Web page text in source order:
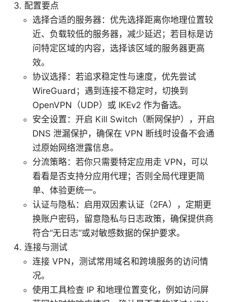
配置要点
选择合适的服务器：优先选择距离你地理位置较
近、负载较低的服务器，减少延迟；若目标是访
问特定区域的内容，选择该区域的服务器更高
效。
协议选择：若追求稳定性与速度，优先尝试
WireGuard；遇到连接不稳定时，切换到
OpenVPN（UDP）或 IKEv2 作为备选。
安全设置：开启 Kill Switch（断网保护），开启
DNS 泄漏保护，确保在 VPN 断线时设备不会通
过原始网络泄露信息。
分流策略：若你只需要特定应用走 VPN，可以
看看是否支持分应用代理；否则全局代理更简
单、体验更统一。
认证与隐私：启用双因素认证（2FA），定期更
换账户密码，留意隐私与日志政策，确保提供商
符合“无日志”或对敏感数据的保护要求。
连接与测试
连接 VPN，测试常用域名和跨境服务的访问情
况。
使用工具检查 IP 和地理位置变化，例如访问屏